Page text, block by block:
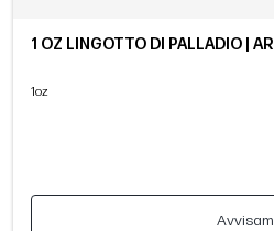
1 OZ LINGOTTO DI PALLADIO |
1oz